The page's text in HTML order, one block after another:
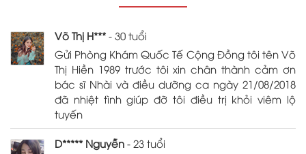
Võ Thị H*** - 30 tuổi
Gửi Phòng Khám Quốc Tế Cộng Đồng tôi tên Võ
Thị Hiền 1989 trước tôi xin chân thành cảm ơn
bác sĩ Nhài và điều dưỡng ca ngày 21/08/2018
đã nhiệt tình giúp đỡ tôi điều trị khỏi viêm lộ
tuyến
D***** Nguyễn - 23 tuổi